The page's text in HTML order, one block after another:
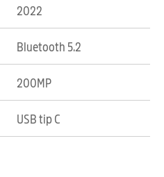
2022
Bluetooth 5.2
200MP
USB tip C